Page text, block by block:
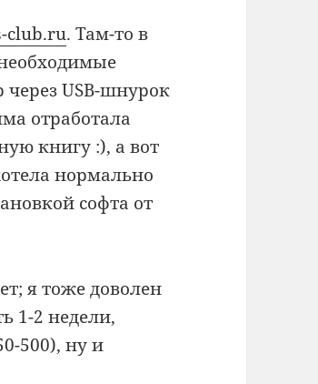
club.ru. Там-то в
USB-шнурок
отработала
книгу :), а вот
нормально
софта от
я тоже доволен
1-2 недели,
500), ну и